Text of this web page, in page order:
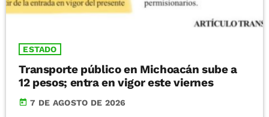
ESTADO
Transporte público en Michoacán sube a
12 pesos; entra en vigor este viernes
today 7 DE AGOSTO DE 2026